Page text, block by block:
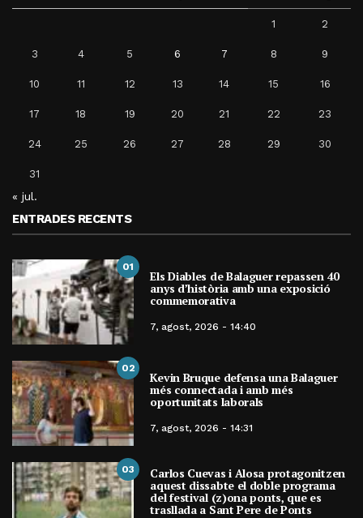
1 2
3 4 5 6 7 8 9
10 11 12 13 14 15 16
17 18 19 20 21 22 23
24 25 26 27 28 29 30
31
« jul.
ENTRADES RECENTS
01
Els Diables de Balaguer repassen 40
anys d’història amb una exposició
commemorativa
7, agost, 2026 - 14:40
02
Kevin Bruque defensa una Balaguer
més connectada i amb més
oportunitats laborals
7, agost, 2026 - 14:31
03 Carlos Cuevas i Alosa protagonitzen
aquest dissabte el doble programa
del festival (z)ona ponts, que es
trasllada a Sant Pere de Ponts